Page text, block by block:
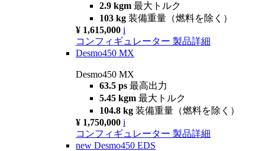
2.9 kgm 最大トルク
103 kg 装備重量（燃料を除く）
¥ 1,615,000 i
コンフィギュレーター 製品詳細
Desmo450 MX
Desmo450 MX
63.5 ps 最高出力
5.45 kgm 最大トルク
104.8 kg 装備重量（燃料を除く）
¥ 1,750,000 i
コンフィギュレーター 製品詳細
new Desmo450 EDS